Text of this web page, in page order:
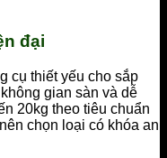
đại
cụ thiết yếu cho sắp
gian sàn và dễ
20kg theo tiêu chuẩn
chọn loại có khóa an